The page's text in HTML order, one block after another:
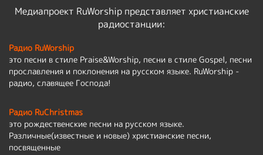
Медиапроект RuWorship представляет христианские
радиостанции:
Радио RuWorship
это песни в стиле Praise&Worship, песни в стиле Gospel, песни
прославления и поклонения на русском языке. RuWorship -
радио, славящее Господа!
Радио RuChristmas
это рождественские песни на русском языке.
Различные(известные и новые) христианские песни,
посвященные